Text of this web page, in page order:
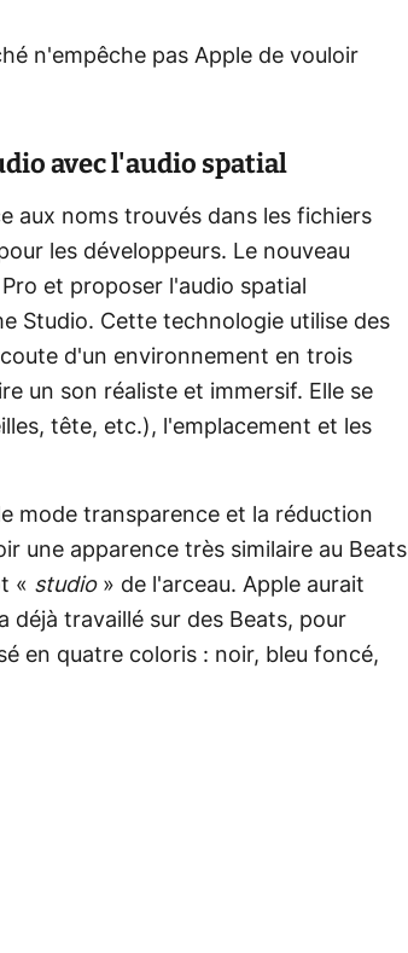
n'empêche pas Apple de vouloir
avec l'audio spatial
aux noms trouvés dans les fichiers
les développeurs. Le nouveau
et proposer l'audio spatial
Studio. Cette technologie utilise des
d'un environnement en trois
un son réaliste et immersif. Elle se
tête, etc.), l'emplacement et les
mode transparence et la réduction
une apparence très similaire au Beats
« studio» de l'arceau. Apple aurait
déjà travaillé sur des Beats, pour
en quatre coloris : noir, bleu foncé,